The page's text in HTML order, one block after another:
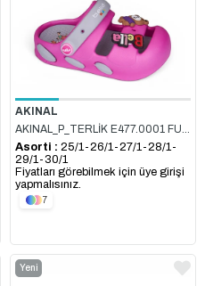
AKINAL
AKINAL_P_TERLİK E477.0001 FUŞYA_BUZ_GRİ
Asorti : 25/1-26/1-27/1-28/1-
29/1-30/1
Fiyatları görebilmek için üye girişi
yapmalısınız.
7
Yeni